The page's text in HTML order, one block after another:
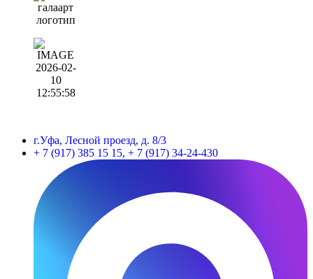
г.Уфа, Лесной проезд, д. 8/3
+ 7 (917) 385 15 15, + 7 (917) 34-24-430